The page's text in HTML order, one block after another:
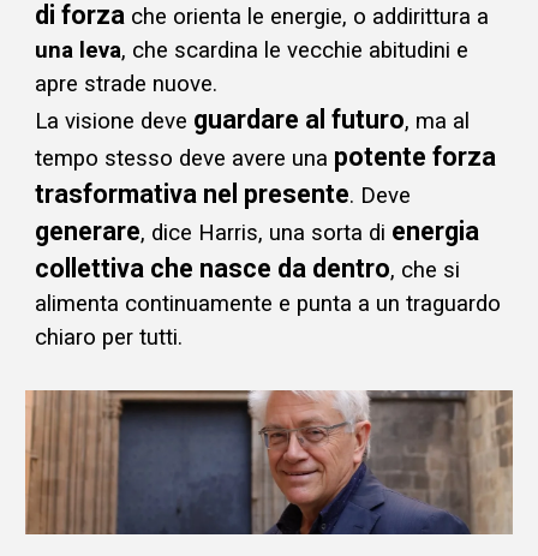
di forza che orienta le energie, o addirittura a
una leva, che scardina le vecchie abitudini e
apre strade nuove.
La visione deve guardare al futuro, ma al
tempo stesso deve avere una potente forza
trasformativa nel presente. Deve
generare, dice Harris, una sorta di energia
collettiva che nasce da dentro, che si
alimenta continuamente e punta a un traguardo
chiaro per tutti.